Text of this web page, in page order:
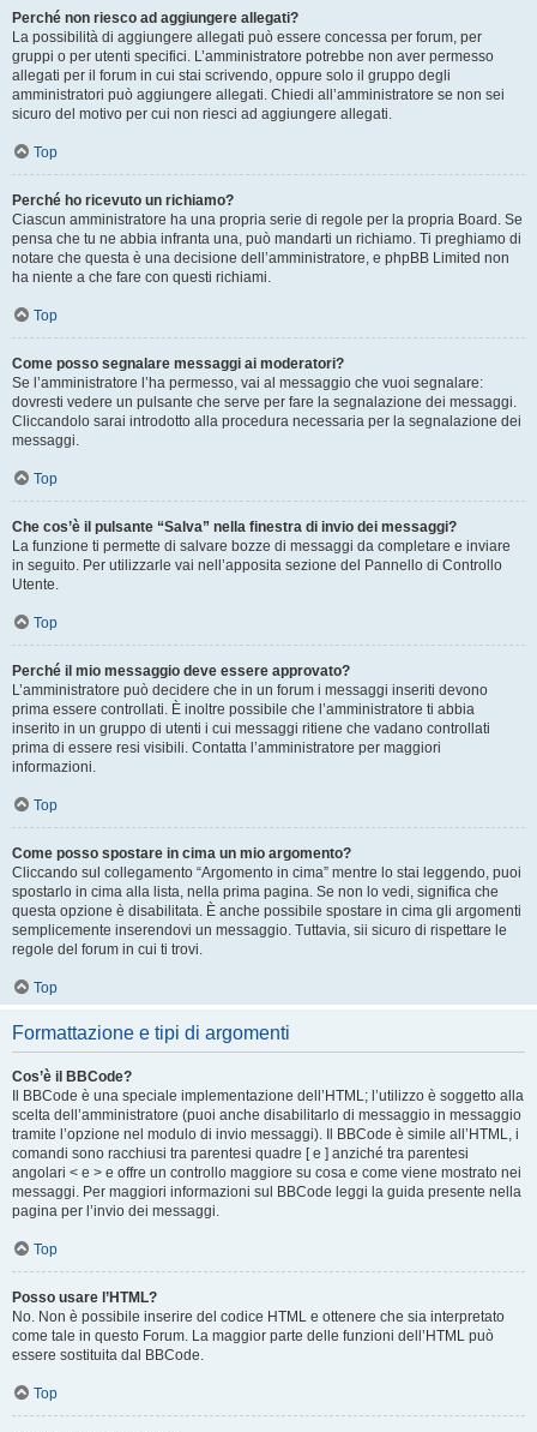
Perché non riesco ad aggiungere allegati?
La possibilità di aggiungere allegati può essere concessa per forum, per
gruppi o per utenti specifici. L’amministratore potrebbe non aver permesso
allegati per il forum in cui stai scrivendo, oppure solo il gruppo degli
amministratori può aggiungere allegati. Chiedi all’amministratore se non sei
sicuro del motivo per cui non riesci ad aggiungere allegati.
Top
Perché ho ricevuto un richiamo?
Ciascun amministratore ha una propria serie di regole per la propria Board. Se
pensa che tu ne abbia infranta una, può mandarti un richiamo. Ti preghiamo di
notare che questa è una decisione dell’amministratore, e phpBB Limited non
ha niente a che fare con questi richiami.
Top
Come posso segnalare messaggi ai moderatori?
Se l’amministratore l’ha permesso, vai al messaggio che vuoi segnalare:
dovresti vedere un pulsante che serve per fare la segnalazione dei messaggi.
Cliccandolo sarai introdotto alla procedura necessaria per la segnalazione dei
messaggi.
Top
Che cos’è il pulsante “Salva” nella finestra di invio dei messaggi?
La funzione ti permette di salvare bozze di messaggi da completare e inviare
in seguito. Per utilizzarle vai nell’apposita sezione del Pannello di Controllo
Utente.
Top
Perché il mio messaggio deve essere approvato?
L’amministratore può decidere che in un forum i messaggi inseriti devono
prima essere controllati. È inoltre possibile che l’amministratore ti abbia
inserito in un gruppo di utenti i cui messaggi ritiene che vadano controllati
prima di essere resi visibili. Contatta l’amministratore per maggiori
informazioni.
Top
Come posso spostare in cima un mio argomento?
Cliccando sul collegamento “Argomento in cima” mentre lo stai leggendo, puoi
spostarlo in cima alla lista, nella prima pagina. Se non lo vedi, significa che
questa opzione è disabilitata. È anche possibile spostare in cima gli argomenti
semplicemente inserendovi un messaggio. Tuttavia, sii sicuro di rispettare le
regole del forum in cui ti trovi.
Top
Formattazione e tipi di argomenti
Cos’è il BBCode?
Il BBCode è una speciale implementazione dell’HTML; l’utilizzo è soggetto alla
scelta dell’amministratore (puoi anche disabilitarlo di messaggio in messaggio
tramite l’opzione nel modulo di invio messaggi). Il BBCode è simile all’HTML, i
comandi sono racchiusi tra parentesi quadre [ e ] anziché tra parentesi
angolari < e > e offre un controllo maggiore su cosa e come viene mostrato nei
messaggi. Per maggiori informazioni sul BBCode leggi la guida presente nella
pagina per l’invio dei messaggi.
Top
Posso usare l’HTML?
No. Non è possibile inserire del codice HTML e ottenere che sia interpretato
come tale in questo Forum. La maggior parte delle funzioni dell’HTML può
essere sostituita dal BBCode.
Top